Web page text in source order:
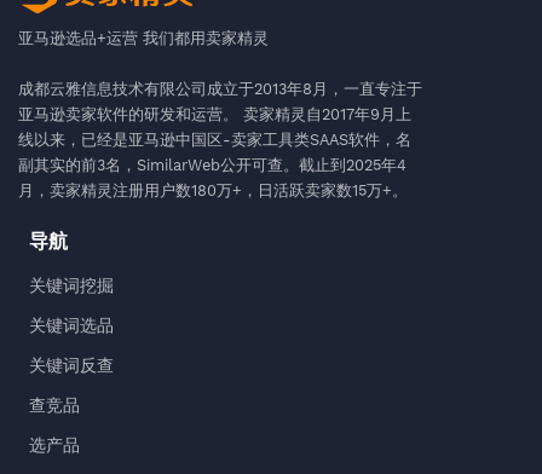
亚马逊选品+运营 我们都用卖家精灵
成都云雅信息技术有限公司成立于2013年8月，一直专注于
亚马逊卖家软件的研发和运营。 卖家精灵自2017年9月上
线以来，已经是亚马逊中国区-卖家工具类SAAS软件，名
副其实的前3名，SimilarWeb公开可查。截止到2025年4
月，卖家精灵注册用户数180万+，日活跃卖家数15万+。
导航
关键词挖掘
关键词选品
关键词反查
查竞品
选产品